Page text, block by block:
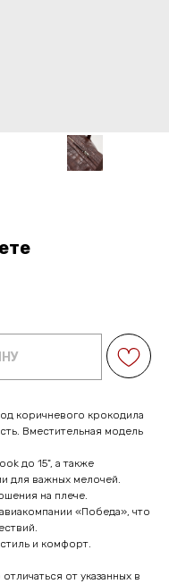
коричневого крокодила
Вместительная модель
до 15", а также
для важных мелочей.
на плече.
«Победа», что
и комфорт.
от указанных в